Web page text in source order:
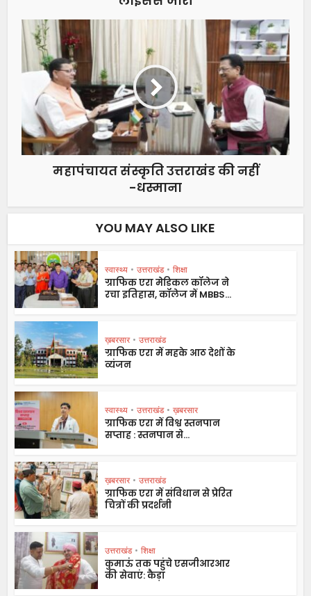
महापंचायत संस्कृति उत्तराखंड की नहीं
-धस्माना
YOU MAY ALSO LIKE
स्वास्थ्य • उत्तराखंड • शिक्षा
ग्राफिक एरा मेडिकल कॉलेज ने
रचा इतिहास, कॉलेज में MBBS...
ख़बरसार • उत्तराखंड
ग्राफिक एरा में महके आठ देशों के
व्यंजन
स्वास्थ्य • उत्तराखंड • ख़बरसार
ग्राफिक एरा में विश्व स्तनपान
सप्ताह : स्तनपान से...
ख़बरसार • उत्तराखंड
ग्राफिक एरा में संविधान से प्रेरित
चित्रों की प्रदर्शनी
उत्तराखंड • शिक्षा
कुमाऊं तक पहुंचे एसजीआरआर
की सेवाएं: कैड़ा